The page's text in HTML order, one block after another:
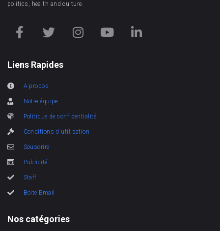
politics, health and culture.
Liens Rapides
A propos
Notre équipe
Politique de confidentialité
Conditions d'utilisation
Souscrire
Publicité
Staff
Boite Email
Nos catégories